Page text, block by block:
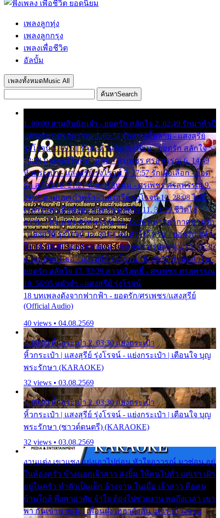
เพลงลูกทุ่ง
เพลงลูกกรุง
เพลงเพื่อชีวิต
อัลบั้ม
เพลงทั้งหมด Music All
ค้นหาSearch
1. 00:00 สามสิบยังแจ๋ว - ยอดรัก สลักใจ 2. 02:49 รักมาห้าปี
- ศรเพชร ศรสุพรรณ 3. 05:57 รักสาวเสื้อลาย - แสงสุรีย์
รุ่งโรจน์ 4. 09:51 รักสะท้านดินสะเทือน - ยอดรัก สลักใจ 5.
12:23 มอเตอร์ไซค์ทำหล่น - ศรเพชร ศรสุพรรณ 6. 14:49
หิ้วกระเป๋า - แสงสุรีย์ รุ่งโรจน์ 7. 17:57 รักเผื่อเลือก - ยอด
รัก สลักใจ 8. 21:21 น้ำตาไอ้หนุ่ม - ศรเพชร ศรสุพรรณ 9.
24:27 สามเณรกำพร้า - แสงสุรีย์ รุ่งโรจน์ 10. 28:08 ไม่มี
เวลาไปหาเมียน้อย - ยอดรัก สลักใจ 11. 31:29 ชีวิตไอ้
ธรรม - ศรเพชร ศรสุพรรณ 12. 35:26 ทหารอากาศขาดรัก
- แสงสุรีย์ รุ่งโรจน์ 13. 39:01 คนหัวใจโทรม - ยอดรัก สลัก
ใจ 14. 42:49 ไอ้หวังตายแน่ - ศรเพชร ศรสุพรรณ 15. 46:35
ธาตุแท้ของเธอ - แสงสุรีย์ รุ่งโรจน์ 16. 49:57 กำนันกำใน -
ยอดรัก สลักใจ 17. 52:29 สาวบริสุทธิ์ - ศรเพชร ศรสุพรรณ
18. 56:05 แต๋วจ๋า - แสงสุรีย์ รุ่งโรจน์
18 บทเพลงดังจากฟากฟ้า - ยอดรัก/ศรเพชร/แสงสุรีย์
(Official Audio)
40 views • 04.08.2569
1. 00:00 หิ้วกระเป๋า 2. 03:30 แย่งกระเป๋า
หิ้วกระเป๋า | แสงสุรีย์ รุ่งโรจน์ - แย่งกระเป๋า | เตือนใจ บุญ
พระรักษา (KARAOKE)
32 views • 03.08.2569
1. 00:00 หิ้วกระเป๋า 2. 03:30 แย่งกระเป๋า
หิ้วกระเป๋า | แสงสุรีย์ รุ่งโรจน์ - แย่งกระเป๋า | เตือนใจ บุญ
พระรักษา (ซาวด์ดนตรี) (KARAOKE)
32 views • 03.08.2569
งานแต่ง เขาแซง แย่งเอาไปก่อน หัวใจอาวรณ์ มาซ่อน อยู่
ในห้องครัว ข้างนอกเจ้าสาว ส่งยิ้ม ให้คนไปทั่ว แต่เรา เฝ้า
อยู่ในครัว ทำตัวเป็นเด็ก ล้างจาน ในเมื่อ เจ้าสาว คือคน
บ้านใกล้ พึ่งพาอาศัย จำใจ ต้องไปช่วยงาน พอถึงเวลา เขา
พา กันเข้าพาขวัญ เพื่อนฝูง เฮฮาดังลั่น แต่เราล้างจาน